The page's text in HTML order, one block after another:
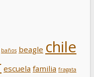
baños beagle chile
escuela familia fragata